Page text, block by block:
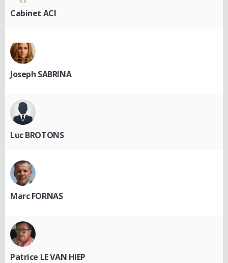
Cabinet ACI
Joseph SABRINA
Luc BROTONS
Marc FORNAS
Patrice LE VAN HIEP